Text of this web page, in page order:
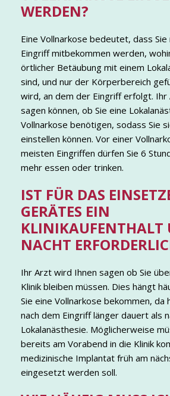
WERDEN?
Eine Vollnarkose bedeutet, dass
Eingriff mitbekommen werden,
örtlicher Betäubung mit einem
sind, und nur der Körperbereich
wird, an dem der Eingriff erfolgt. Ihr
sagen können, ob Sie eine
Vollnarkose benötigen, sodass Sie
einstellen können. Vor einer
meisten Eingriffen dürfen Sie 6
mehr essen oder trinken.
IST FÜR DAS
GERÄTES EIN
KLINIKAUFENTHALT
NACHT
Ihr Arzt wird Ihnen sagen ob Sie
Klinik bleiben müssen. Dies hängt
Sie eine Vollnarkose bekommen, da
nach dem Eingriff länger dauert als
Lokalanästhesie. Möglicherweise
bereits am Vorabend in die Klinik
medizinische Implantat früh am
eingesetzt werden soll.